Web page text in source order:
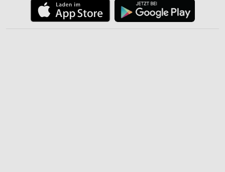
Partnerliste anzeigen (1 IAB-Anbieter)
Wir nutzen Ihre Daten für folgende Zwecke: